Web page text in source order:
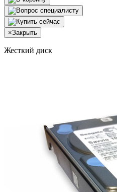
×Закрыть
Жесткий диск